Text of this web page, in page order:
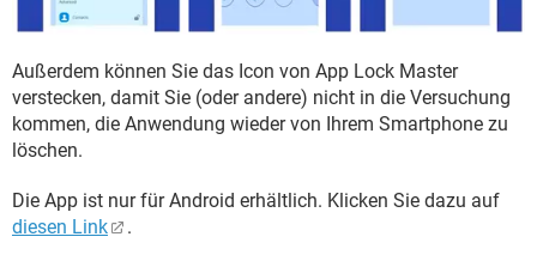
Außerdem können Sie das Icon von App Lock Master
verstecken, damit Sie (oder andere) nicht in die Versuchung
kommen, die Anwendung wieder von Ihrem Smartphone zu
löschen.
Die App ist nur für Android erhältlich. Klicken Sie dazu auf
diesen Link
.